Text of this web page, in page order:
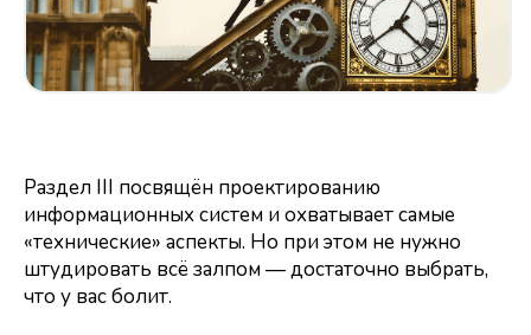
Раздел III посвящён проектированию
информационных систем и охватывает самые
«технические» аспекты. Но при этом не нужно
штудировать всё залпом — достаточно выбрать,
что у вас болит.